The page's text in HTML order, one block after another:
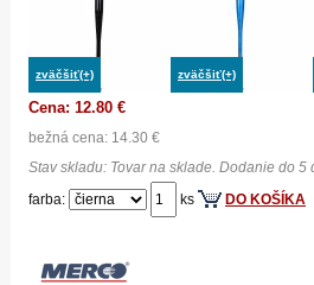
zväčšiť(+) zväčšiť(+)
Cena: 12.80 €
bežná cena: 14.30 €
Stav skladu: Tovar na sklade. Dodanie do 5
farba:
ks DO KOŠÍKA